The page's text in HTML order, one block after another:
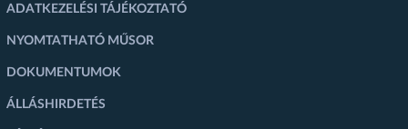
ADATKEZELÉSI TÁJÉKOZTATÓ
NYOMTATHATÓ MŰSOR
DOKUMENTUMOK
ÁLLÁSHIRDETÉS